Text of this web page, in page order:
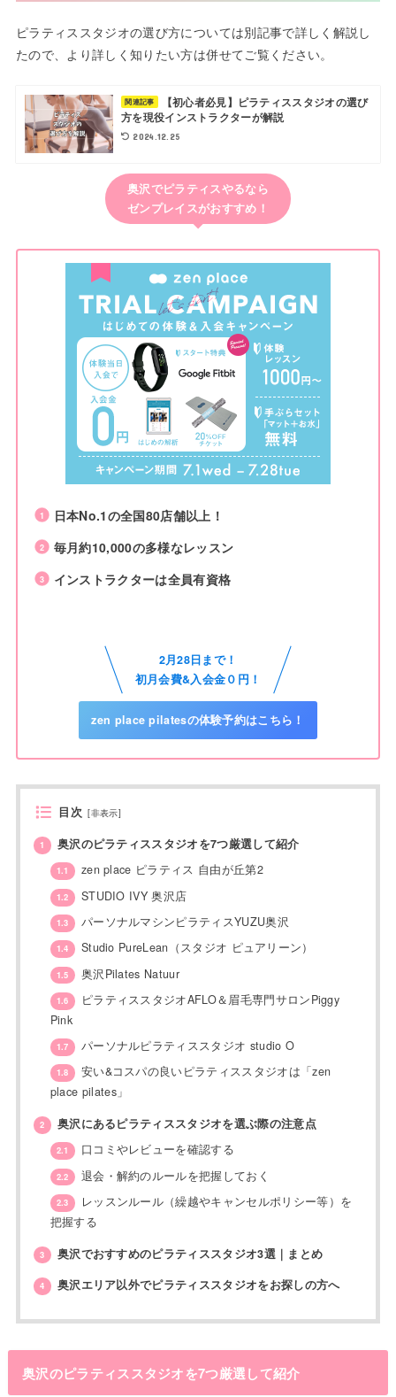
ピラティススタジオの選び方については別記事で詳しく解説し
たので、より詳しく知りたい方は併せてご覧ください。
関連記事
【初心者必見】ピラティススタジオの選び
方を現役インストラクターが解説
2024.12.25
奥沢でピラティスやるなら
ゼンプレイスがおすすめ！
日本No.1の全国80店舗以上！
毎月約10,000の多様なレッスン
インストラクターは全員有資格
2月28日まで！
初月会費&入会金０円！
zen place pilatesの体験予約はこちら！
目次 [非表示]
1 奥沢のピラティススタジオを7つ厳選して紹介
1.1 zen place ピラティス 自由が丘第2
1.2 STUDIO IVY 奥沢店
1.3 パーソナルマシンピラティスYUZU奥沢
1.4 Studio PureLean（スタジオ ピュアリーン）
1.5 奥沢Pilates Natuur
1.6
ピラティススタジオAFLO＆眉毛専門サロンPiggy
Pink
1.7 パーソナルピラティススタジオ studio O
1.8
安い&コスパの良いピラティススタジオは「zen
place pilates」
2 奥沢にあるピラティススタジオを選ぶ際の注意点
2.1 口コミやレビューを確認する
2.2 退会・解約のルールを把握しておく
2.3
レッスンルール（繰越やキャンセルポリシー等）を
把握する
3 奥沢でおすすめのピラティススタジオ3選｜まとめ
4 奥沢エリア以外でピラティススタジオをお探しの方へ
奥沢のピラティススタジオを7つ厳選して紹介